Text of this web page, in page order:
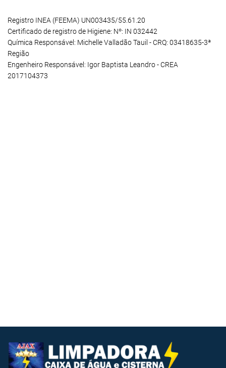
Registro INEA (FEEMA) UN003435/55.61.20
Certificado de registro de Higiene: Nº: IN 032442
Química Responsável: Michelle Valladão Tauil - CRQ: 03418635-3ª
Região
Engenheiro Responsável: Igor Baptista Leandro - CREA
2017104373